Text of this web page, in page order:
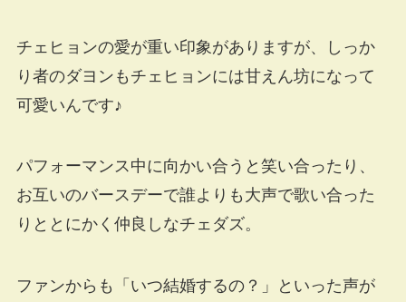
チェヒョンの愛が重い印象がありますが、しっか
り者のダヨンもチェヒョンには甘えん坊になって
可愛いんです♪
パフォーマンス中に向かい合うと笑い合ったり、
お互いのバースデーで誰よりも大声で歌い合った
りととにかく仲良しなチェダズ。
ファンからも「いつ結婚するの？」といった声が